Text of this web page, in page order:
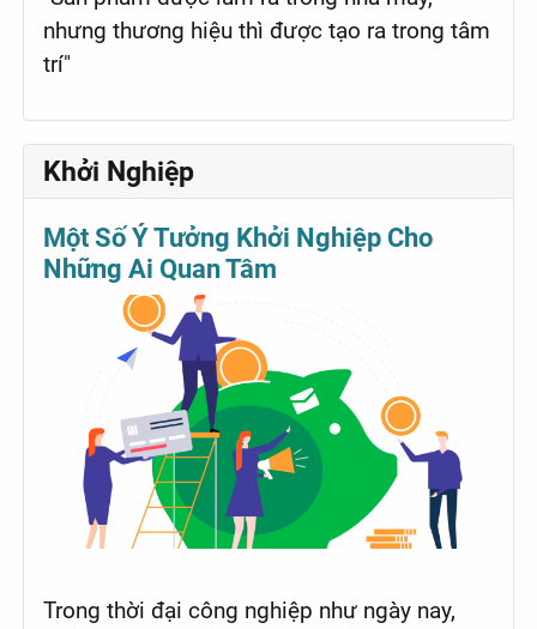
nhưng thương hiệu thì được tạo ra trong tâm
trí"
Khởi Nghiệp
Một Số Ý Tưởng Khởi Nghiệp Cho
Những Ai Quan Tâm
Trong thời đại công nghiệp như ngày nay,